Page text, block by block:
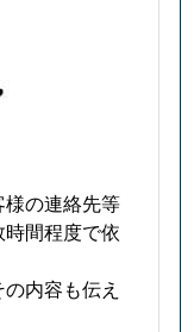
の連絡先等
間程度で依
内容も伝え